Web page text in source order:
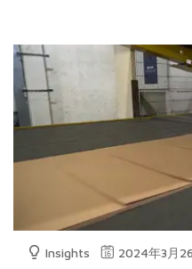
Insights 2024年3月